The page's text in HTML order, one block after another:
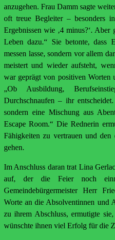
anzugehen. Frau Damm sagte
oft treue Begleiter – besonders
Ergebnissen wie ‚4 minus?‘. Aber
Leben dazu.“ Sie betonte,
messen lasse, sondern vor allem
meistert und wieder aufsteht,
war geprägt von positiven
„Ob Ausbildung,
Durchschnaufen – ihr
sondern eine Mischung aus
Escape Room.“ Die Rednerin
Fähigkeiten zu vertrauen und
gehen.
Im Anschluss daran trat Lina
auf, der die Feier noch
Gemeindebürgermeister Herr
Worte an die Absolventinnen und
zu ihrem Abschluss, ermutigte
wünschte ihnen viel Erfolg für die